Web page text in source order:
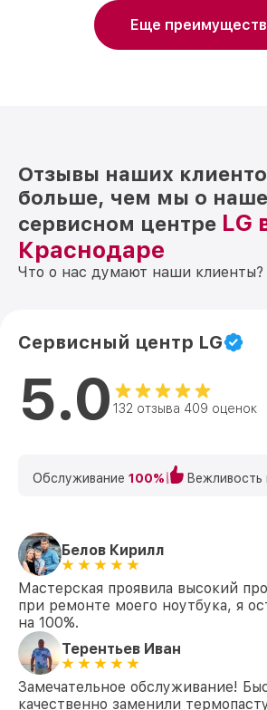
Еще
Отзывы наших
больше, чем мы о
сервисном центре LG
Краснодаре
Что о нас думают наши клиенты?
Сервисный центр LG
5.0 132 отзыва 409 оценок
Обслуживание 100% Вежливость
Белов Кирилл
Мастерская проявила высокий
при ремонте моего ноутбука, я
на 100%.
Терентьев Иван
Замечательное обслуживание!
качественно заменили